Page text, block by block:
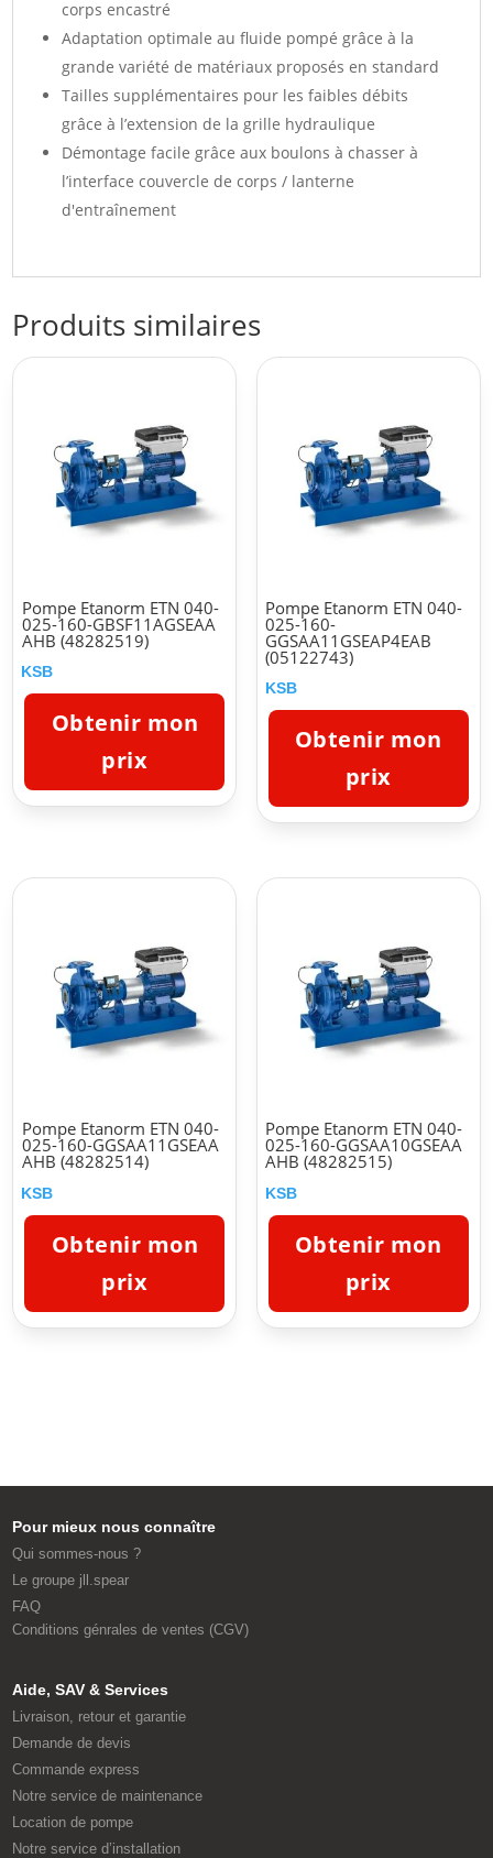
corps encastré
Adaptation optimale au fluide pompé grâce à la
grande variété de matériaux proposés en standard
Tailles supplémentaires pour les faibles débits
grâce à l’extension de la grille hydraulique
Démontage facile grâce aux boulons à chasser à
l’interface couvercle de corps / lanterne
d'entraînement
Produits similaires
Pompe Etanorm ETN 040-
025-160-GBSF11AGSEAA
AHB (48282519)
KSB
Obtenir mon
prix
Pompe Etanorm ETN 040-
025-160-
GGSAA11GSEAP4EAB
(05122743)
KSB
Obtenir mon
prix
Pompe Etanorm ETN 040-
025-160-GGSAA11GSEAA
AHB (48282514)
KSB
Obtenir mon
prix
Pompe Etanorm ETN 040-
025-160-GGSAA10GSEAA
AHB (48282515)
KSB
Obtenir mon
prix
Pour mieux nous connaître
Qui sommes-nous ?
Le groupe jll.spear
FAQ
Conditions génrales de ventes (CGV)
Aide, SAV & Services
Livraison, retour et garantie
Demande de devis
Commande express
Notre service de maintenance
Location de pompe
Notre service d’installation